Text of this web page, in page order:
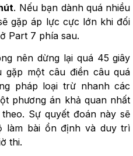
. Nếu bạn dành quá nhiều
gặp áp lực cực lớn khi đối
Part 7 phía sau.
nên dừng lại quá 45 giây
một câu điền câu quá
pháp loại trừ nhanh các
phương án khả quan nhất
Sự quyết đoán này sẽ
làm bài ổn định và duy trì
thi.